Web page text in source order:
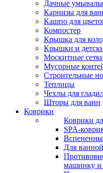
Дачные
Карнизы для
Кашпо для
Компостер
Крышка для
Крышки и
Москитные
Мусорные
Строительные
Теплицы
Чехлы для
Шторы для ванн
Коврики
Коврики
SPA-
Для
машинку и